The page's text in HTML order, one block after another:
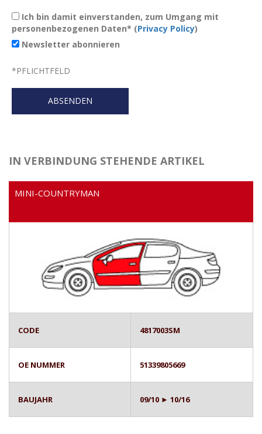
Ich bin damit einverstanden, zum Umgang mit
personenbezogenen Daten* (Privacy Policy)
Newsletter abonnieren
*PFLICHTFELD
IN VERBINDUNG STEHENDE ARTIKEL
MINI-COUNTRYMAN
CODE 4817003SM
OE NUMMER 51339805669
BAUJAHR 09/10 ► 10/16